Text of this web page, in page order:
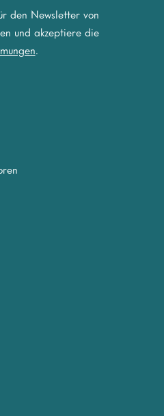
den Newsletter von
und akzeptiere die
.